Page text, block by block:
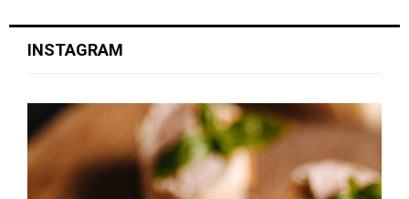
INSTAGRAM